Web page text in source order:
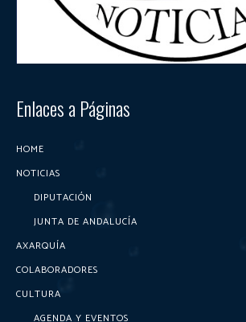
Enlaces a Páginas
HOME
NOTICIAS
DIPUTACIÓN
JUNTA DE ANDALUCÍA
AXARQUÍA
COLABORADORES
CULTURA
AGENDA Y EVENTOS